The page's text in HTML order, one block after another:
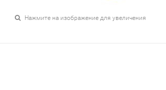
Нажмите на изображение для увеличения